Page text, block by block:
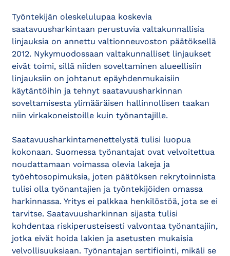
Työntekijän oleskelulupaa koskevia
saatavuusharkintaan perustuvia valtakunnallisia
linjauksia on annettu valtionneuvoston päätöksellä
2012. Nykymuodossaan valtakunnalliset linjaukset
eivät toimi, sillä niiden soveltaminen alueellisiin
linjauksiin on johtanut epäyhdenmukaisiin
käytäntöihin ja tehnyt saatavuusharkinnan
soveltamisesta ylimääräisen hallinnollisen taakan
niin virkakoneistoille kuin työnantajille.
Saatavuusharkintamenettelystä tulisi luopua
kokonaan. Suomessa työnantajat ovat velvoitettua
noudattamaan voimassa olevia lakeja ja
työehtosopimuksia, joten päätöksen rekrytoinnista
tulisi olla työnantajien ja työntekijöiden omassa
harkinnassa. Yritys ei palkkaa henkilöstöä, jota se ei
tarvitse. Saatavuusharkinnan sijasta tulisi
kohdentaa riskiperusteisesti valvontaa työnantajiin,
jotka eivät hoida lakien ja asetusten mukaisia
velvollisuuksiaan. Työnantajan sertifiointi, mikäli se